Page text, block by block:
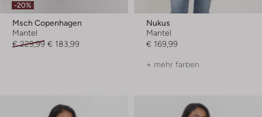
-20%
Msch Copenhagen
Mantel
€ 229,99 € 183,99
Nukus
Mantel
€ 169,99
+ mehr farben